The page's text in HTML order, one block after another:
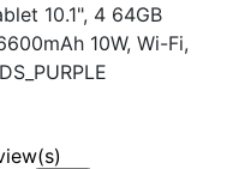
10.1", 4 64GB
Wi-Fi,